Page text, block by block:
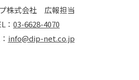
株式会社 広報担当
： 03-6628-4070
info@dip-net.co.jp